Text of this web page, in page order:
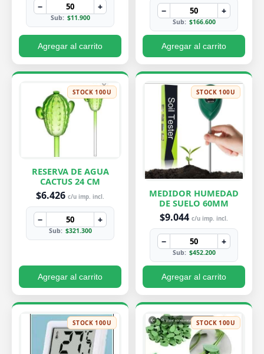
− +
Sub: $11.900
Agregar al carrito
− +
Sub: $166.600
Agregar al carrito
STOCK 100U
RESERVA DE AGUA
CACTUS 24 CM
$6.426 c/u imp. incl.
− +
Sub: $321.300
Agregar al carrito
STOCK 100U
MEDIDOR HUMEDAD
DE SUELO 60MM
$9.044 c/u imp. incl.
− +
Sub: $452.200
Agregar al carrito
STOCK 100U STOCK 100U